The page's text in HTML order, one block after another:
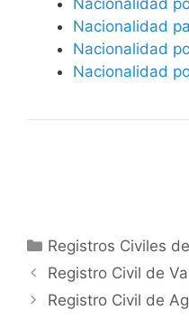
Nacionalidad
Nacionalidad
Nacionalidad
Categorías
Registros Civiles
Registro Civil de
Registro Civil de